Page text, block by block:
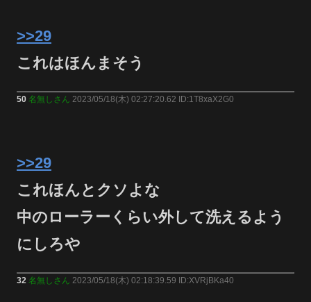
>>29
これはほんまそう
50 名無しさん 2023/05/18(木) 02:27:20.62 ID:1T8xaX2G0
>>29
これほんとクソよな
中のローラーくらい外して洗えるよう
にしろや
32 名無しさん 2023/05/18(木) 02:18:39.59 ID:XVRjBKa40